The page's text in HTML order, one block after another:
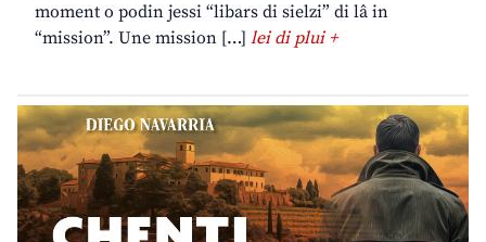
moment o podin jessi “libars di sielzi” di lâ in
“mission”. Une mission […] lei di plui +